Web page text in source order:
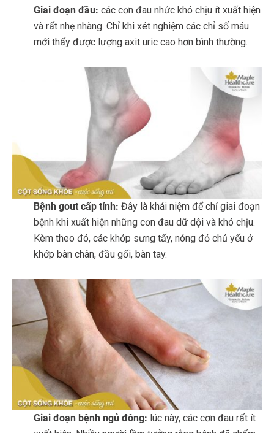
Giai đoạn đầu: các cơn đau nhức khó chịu ít xuất hiện
và rất nhẹ nhàng. Chỉ khi xét nghiệm các chỉ số máu
mới thấy được lượng axit uric cao hơn bình thường.
Bệnh gout cấp tính: Đây là khái niệm để chỉ giai đoạn
bệnh khi xuất hiện những cơn đau dữ dội và khó chịu.
Kèm theo đó, các khớp sưng tấy, nóng đỏ chủ yếu ở
khớp bàn chân, đầu gối, bàn tay.
Giai đoạn bệnh ngủ đông: lúc này, các cơn đau rất ít